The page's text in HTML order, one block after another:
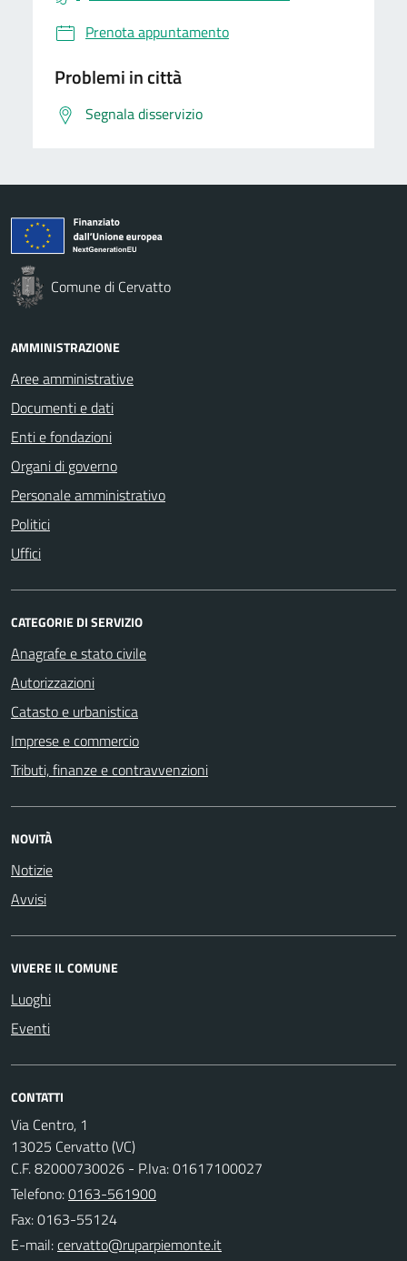
Prenota appuntamento
Problemi in città
Segnala disservizio
Comune di Cervatto
AMMINISTRAZIONE
Aree amministrative
Documenti e dati
Enti e fondazioni
Organi di governo
Personale amministrativo
Politici
Uffici
CATEGORIE DI SERVIZIO
Anagrafe e stato civile
Autorizzazioni
Catasto e urbanistica
Imprese e commercio
Tributi, finanze e contravvenzioni
NOVITÀ
Notizie
Avvisi
VIVERE IL COMUNE
Luoghi
Eventi
CONTATTI
Via Centro, 1
13025 Cervatto (VC)
C.F. 82000730026 - P.Iva: 01617100027
Telefono:0163-561900
Fax: 0163-55124
E-mail: